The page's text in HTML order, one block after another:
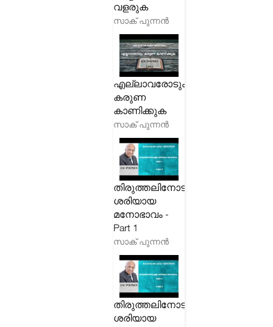
വളരുക
സാക് പുന്നൻ
എല്ലാവരോടും
കരുണ
കാണിക്കുക
സാക് പുന്നൻ
തിരുത്തലിനോടുള്ള
ശരിയായ
മനോഭാവം -
Part 1
സാക് പുന്നൻ
തിരുത്തലിനോടുള്ള
ശരിയായ